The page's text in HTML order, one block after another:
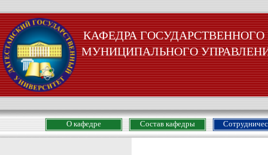
КАФЕДРА ГОСУДАРСТВЕННОГО
МУНИЦИПАЛЬНОГО
О кафедре Состав кафедры